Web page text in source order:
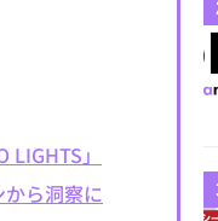
」
ら洞察に